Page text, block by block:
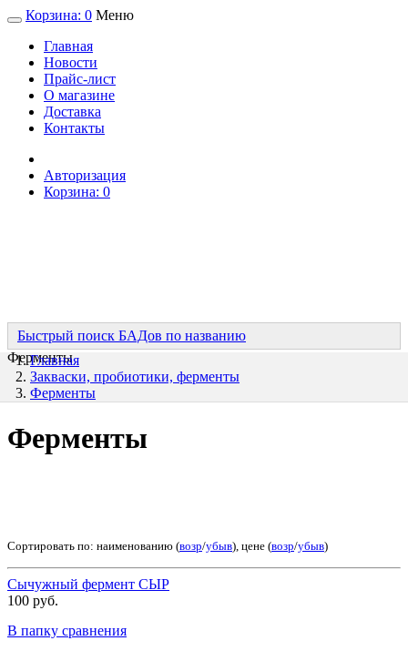
Корзина: 0 Меню
Главная
Новости
Прайс-лист
О магазине
Доставка
Контакты
Авторизация
Корзина: 0
Быстрый поиск БАДов по названию
Ферменты
Главная
Закваски, пробиотики, ферменты
Ферменты
Ферменты
Сортировать по: наименованию (возр/убыв), цене (возр/убыв)
Сычужный фермент СЫР
100 руб.
В папку сравнения